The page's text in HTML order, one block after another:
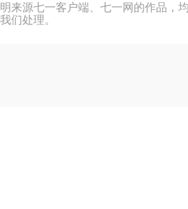
来源七一客户端、七一网的作品，
们处理。